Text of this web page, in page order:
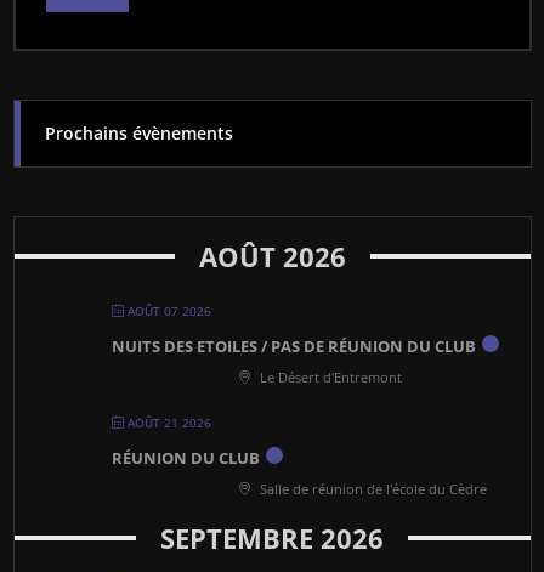
Prochains évènements
AOÛT 2026
AOÛT 07 2026
NUITS DES ETOILES / PAS DE RÉUNION DU CLUB
Le Désert d'Entremont
AOÛT 21 2026
RÉUNION DU CLUB
Salle de réunion de l'école du Cèdre
SEPTEMBRE 2026